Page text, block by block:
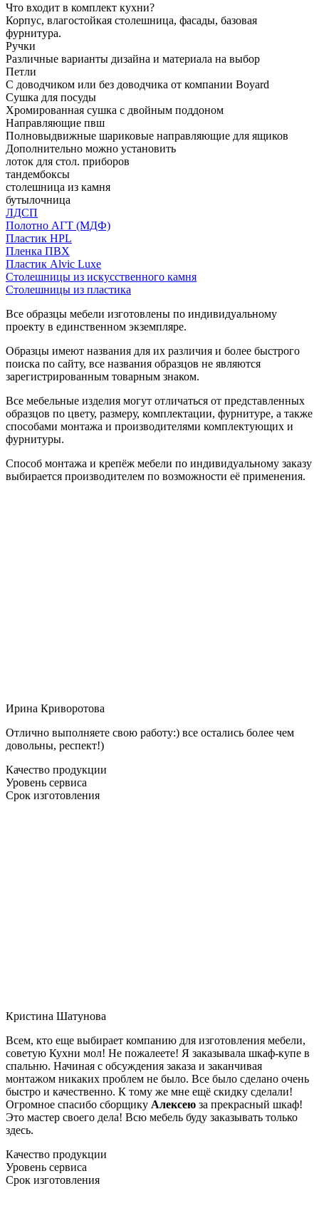
Что входит в комплект кухни?
Корпус, влагостойкая столешница, фасады, базовая
фурнитура.
Ручки
Различные варианты дизайна и материала на выбор
Петли
С доводчиком или без доводчика от компании Boyard
Сушка для посуды
Хромированная сушка с двойным поддоном
Направляющие пвш
Полновыдвижные шариковые направляющие для ящиков
Дополнительно можно установить
лоток для стол. приборов
тандембоксы
столешница из камня
бутылочница
ЛДСП
Полотно АГТ (МДФ)
Пластик HPL
Пленка ПВХ
Пластик Alvic Luxe
Столешницы из искусственного камня
Столешницы из пластика
Все образцы мебели изготовлены по индивидуальному
проекту в единственном экземпляре.
Образцы имеют названия для их различия и более быстрого
поиска по сайту, все названия образцов не являются
зарегистрированным товарным знаком.
Все мебельные изделия могут отличаться от представленных
образцов по цвету, размеру, комплектации, фурнитуре, а также
способами монтажа и производителями комплектующих и
фурнитуры.
Способ монтажа и крепёж мебели по индивидуальному заказу
выбирается производителем по возможности её применения.
Ирина Криворотова
Отлично выполняете свою работу:) все остались более чем
довольны, респект!)
Качество продукции
Уровень сервиса
Срок изготовления
Кристина Шатунова
Всем, кто еще выбирает компанию для изготовления мебели,
советую Кухни мол! Не пожалеете! Я заказывала шкаф-купе в
спальню. Начиная с обсуждения заказа и заканчивая
монтажом никаких проблем не было. Все было сделано очень
быстро и качественно. К тому же мне ещё скидку сделали!
Огромное спасибо сборщику Алексею за прекрасный шкаф!
Это мастер своего дела! Всю мебель буду заказывать только
здесь.
Качество продукции
Уровень сервиса
Срок изготовления